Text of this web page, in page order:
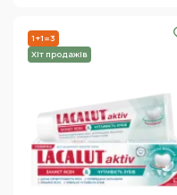
1+1=3
Хіт продажів